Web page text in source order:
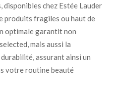
disponibles chez Estée Lauder
produits fragiles ou haut de
optimale garantit non
mais aussi la
assurant ainsi un
votre routine beauté